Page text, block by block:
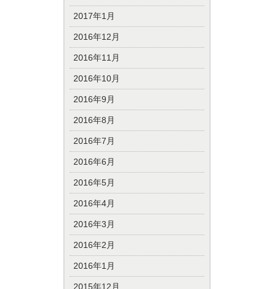
2017年1月
2016年12月
2016年11月
2016年10月
2016年9月
2016年8月
2016年7月
2016年6月
2016年5月
2016年4月
2016年3月
2016年2月
2016年1月
2015年12月